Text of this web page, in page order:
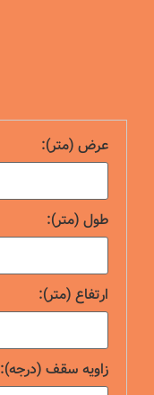
عرض (متر):
طول (متر):
ارتفاع (متر):
زاویه سقف (درجه):